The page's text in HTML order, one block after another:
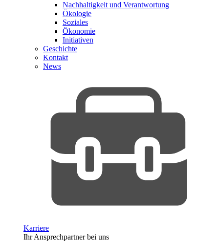
Nachhaltigkeit und Verantwortung
Ökologie
Soziales
Ökonomie
Initiativen
Geschichte
Kontakt
News
Karriere
Ihr Ansprechpartner bei uns